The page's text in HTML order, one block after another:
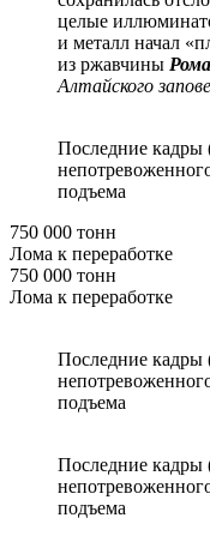
целые
и металл начал
из ржавчины
Алтайского
Последние кадры
подъема
750 000 тонн
Лома к переработке
750 000 тонн
Лома к переработке
Последние кадры
подъема
Последние кадры
подъема